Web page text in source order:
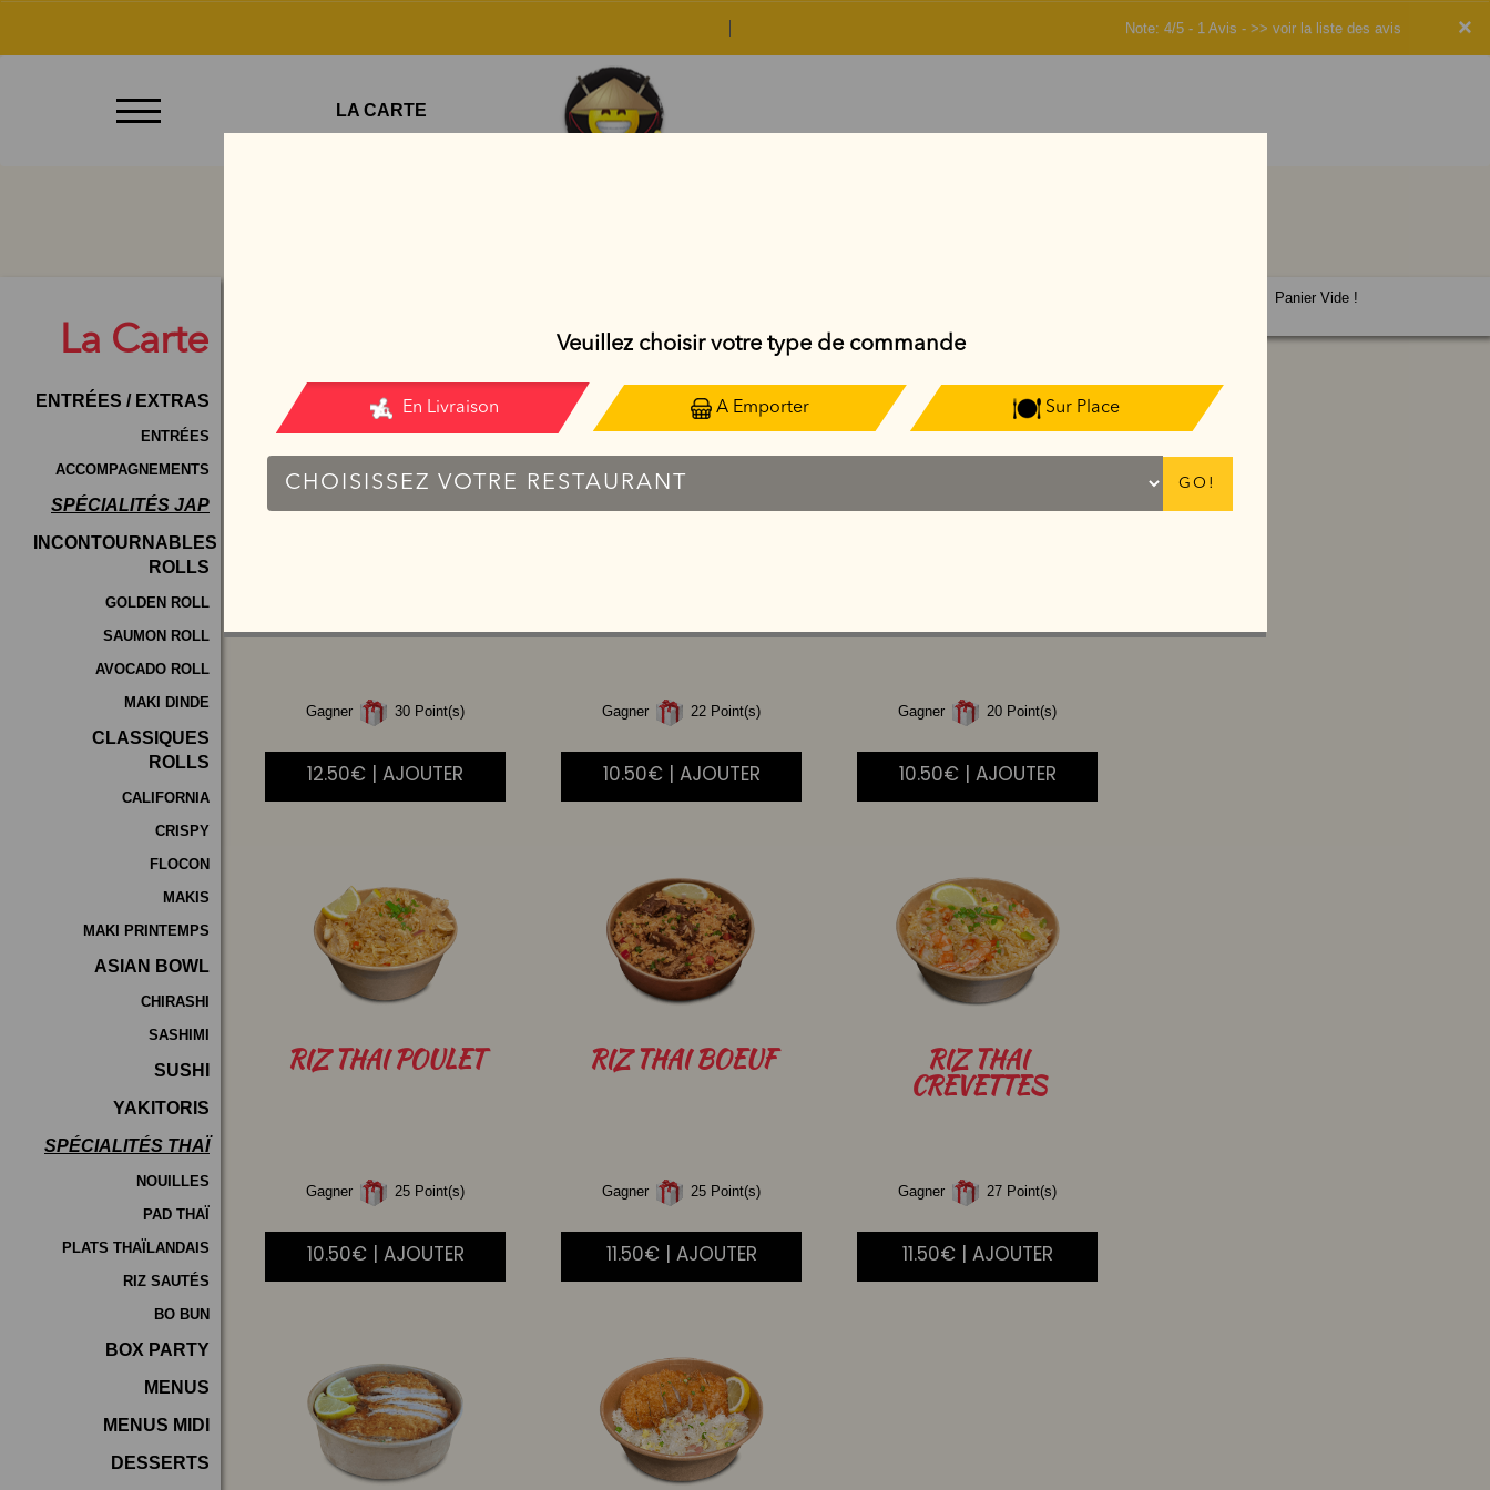
×
Note: 4/5 - 1 Avis - >> voir la liste des avis
Emporter
Contact
Mentions
Légales
Programme
De
Fidélité
Vos
Avis
de
LA CARTE
La Carte
ENTRÉES / EXTRAS
ENTRÉES
ACCOMPAGNEMENTS
SPÉCIALITÉS JAP
INCONTOURNABLES
ROLLS
GOLDEN ROLL
SAUMON ROLL
AVOCADO ROLL
MAKI DINDE
CLASSIQUES
ROLLS
CALIFORNIA
CRISPY
FLOCON
MAKIS
MAKI PRINTEMPS
ASIAN BOWL
CHIRASHI
SASHIMI
SUSHI
YAKITORIS
SPÉCIALITÉS THAÏ
NOUILLES
PAD THAÏ
PLATS THAÏLANDAIS
RIZ SAUTÉS
BO BUN
BOX PARTY
MENUS
MENUS MIDI
DESSERTS
Gagner 30 Point(s)
12.50€ | AJOUTER
Gagner 22 Point(s)
10.50€ | AJOUTER
Gagner 20 Point(s)
10.50€ | AJOUTER
RIZTHAI POULET
Gagner 25 Point(s)
10.50€ | AJOUTER
RIZTHAI BOEUF
Gagner 25 Point(s)
11.50€ | AJOUTER
RIZTHAI
CREVETTES
Gagner 27 Point(s)
11.50€ | AJOUTER
Panier Vide !